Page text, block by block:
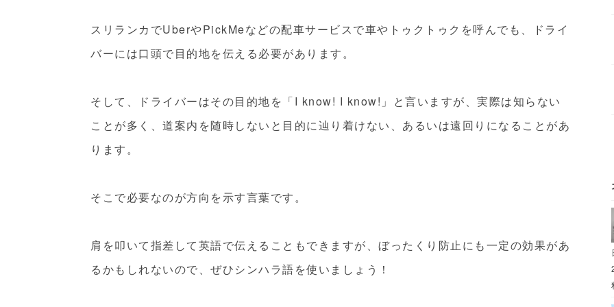
スリランカでUberやPickMeなどの配車サービスで車やトゥクトゥクを呼んでも、ドライ
バーには口頭で目的地を伝える必要があります。
そして、ドライバーはその目的地を「I know! I know!」と言いますが、実際は知らない
ことが多く、道案内を随時しないと目的に辿り着けない、あるいは遠回りになることがあ
ります。
そこで必要なのが方向を示す言葉です。
肩を叩いて指差して英語で伝えることもできますが、ぼったくり防止にも一定の効果があ
るかもしれないので、ぜひシンハラ語を使いましょう！